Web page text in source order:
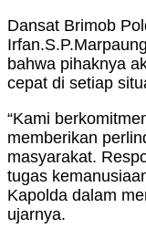
Dansat Brimob
bahwa pihaknya
cepat di setiap
“Kami
memberikan
masyarakat.
tugas
Kapolda dalam
ujarnya.